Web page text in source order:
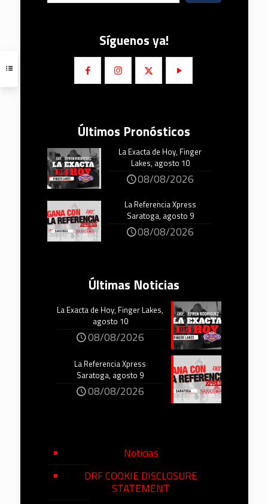
Síguenos ya!
Últimos Pronósticos
La Exacta de Hoy, Finger
Lakes, agosto 10
08/08/2026
La Referencia Xpress
Saratoga, agosto 9
08/08/2026
Últimas Noticias
La Exacta de Hoy, Finger Lakes,
agosto 10
08/08/2026
La Referencia Xpress
Saratoga, agosto 9
08/08/2026
Noticias
DRF COOKIE DISCLOSURE
STATEMENT